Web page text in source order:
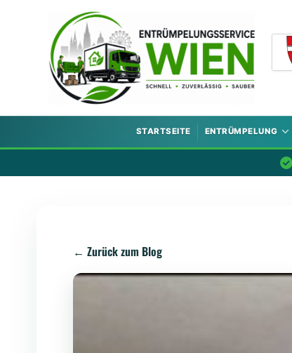
Zum Inhalt springen
STARTSEITE ENTRÜMPELUNG
← Zurück zum Blog